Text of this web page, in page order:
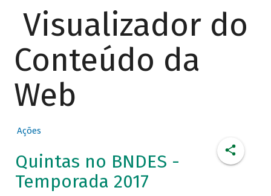
Visualizador do
Conteúdo da
Web
Ações
Quintas no BNDES -
Temporada 2017